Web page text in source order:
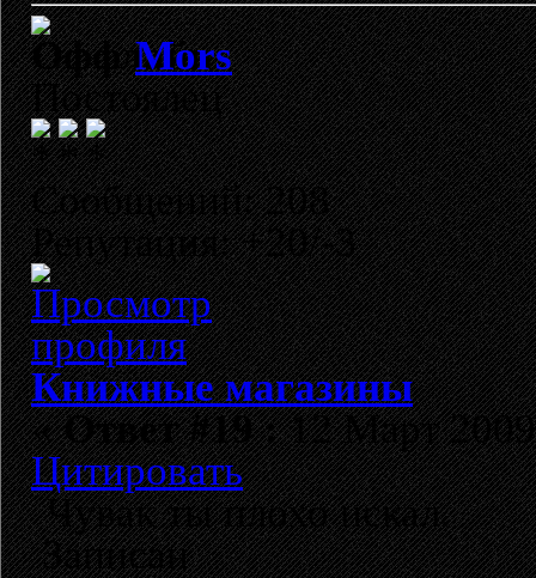
Mors
Постоялец
Сообщений: 208
Репутация: +20/-3
Книжные магазины
«Ответ #19 :12 Март
Цитировать
Чувак ты плохо искал.
Записан